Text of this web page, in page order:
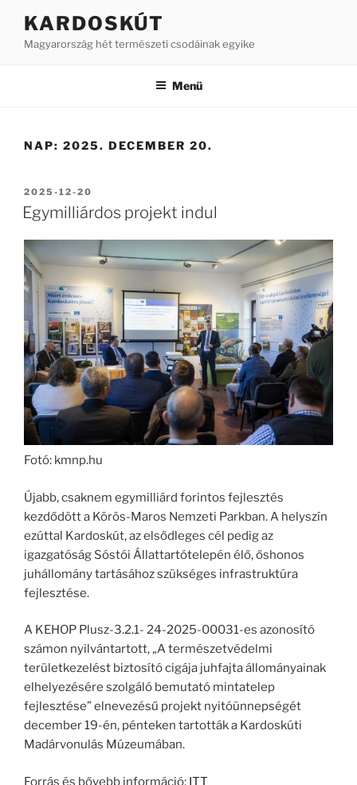
KARDOSKÚT
Magyarország hét természeti csodáinak egyike
Menü
NAP: 2025. DECEMBER 20.
BEKÜLDVE:
2025-12-20
Egymilliárdos projekt indul
Fotó: kmnp.hu
Újabb, csaknem egymilliárd forintos fejlesztés
kezdődött a Körös-Maros Nemzeti Parkban. A helyszín
ezúttal Kardoskút, az elsődleges cél pedig az
igazgatóság Sóstói Állattartótelepén élő, őshonos
juhállomány tartásához szükséges infrastruktúra
fejlesztése.
A KEHOP Plusz-3.2.1- 24-2025-00031-es azonosító
számon nyilvántartott, „A természetvédelmi
területkezelést biztosító cigája juhfajta állományainak
elhelyezésére szolgáló bemutató mintatelep
fejlesztése” elnevezésű projekt nyitóünnepségét
december 19-én, pénteken tartották a Kardoskúti
Madárvonulás Múzeumában.
Forrás és bővebb információ: ITT